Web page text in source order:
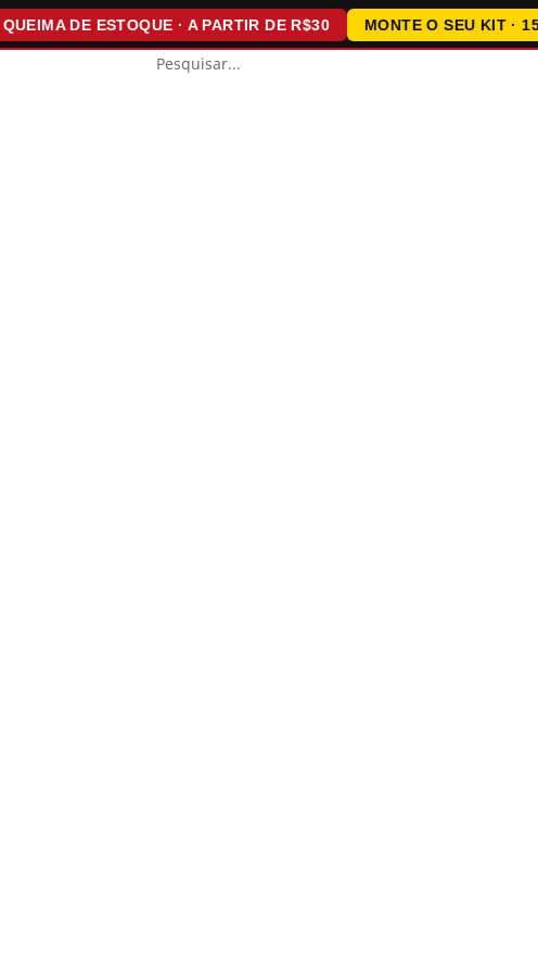
DE ESTOQUE · A PARTIR DE R$30 MONTE O SEU KIT · 15%